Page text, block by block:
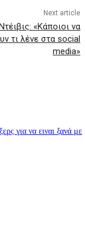
Next article
«Κάποιοι να
τι λένε στα social
media»
για να ειναι ξανά με